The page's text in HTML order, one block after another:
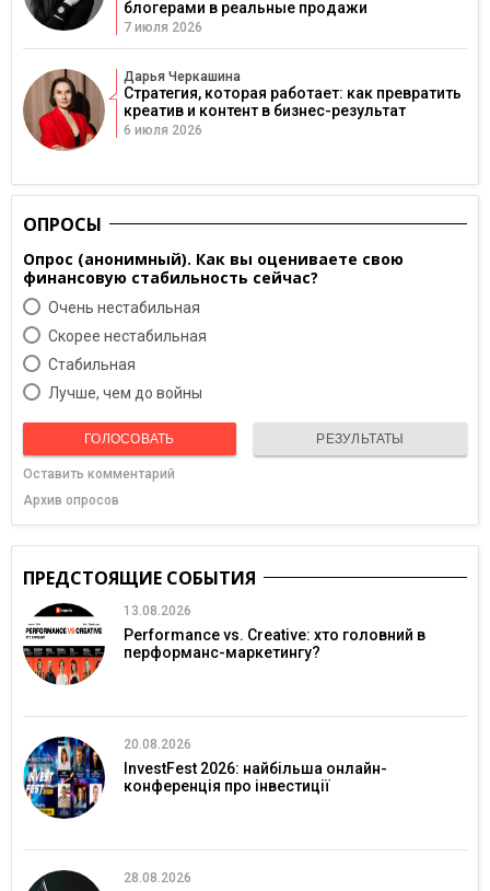
блогерами в реальные продажи
7 июля 2026
Дарья Черкашина
Стратегия, которая работает: как превратить
креатив и контент в бизнес-результат
6 июля 2026
ОПРОСЫ
Опрос (анонимный). Как вы оцениваете свою
финансовую стабильность сейчас?
Очень нестабильная
Скорее нестабильная
Cтабильная
Лучше, чем до войны
ГОЛОСОВАТЬ РЕЗУЛЬТАТЫ
Оставить комментарий
Архив опросов
ПРЕДСТОЯЩИЕ СОБЫТИЯ
13.08.2026
Performance vs. Creative: хто головний в
перформанс-маркетингу?
20.08.2026
InvestFest 2026: найбільша онлайн-
конференція про інвестиції
28.08.2026